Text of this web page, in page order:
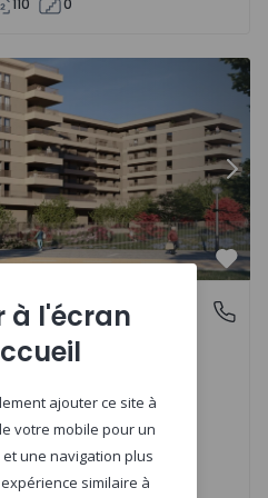
110 0
Porto
€
à l'écran
ajouter ce site à
votre mobile pour un
une navigation plus
similaire à